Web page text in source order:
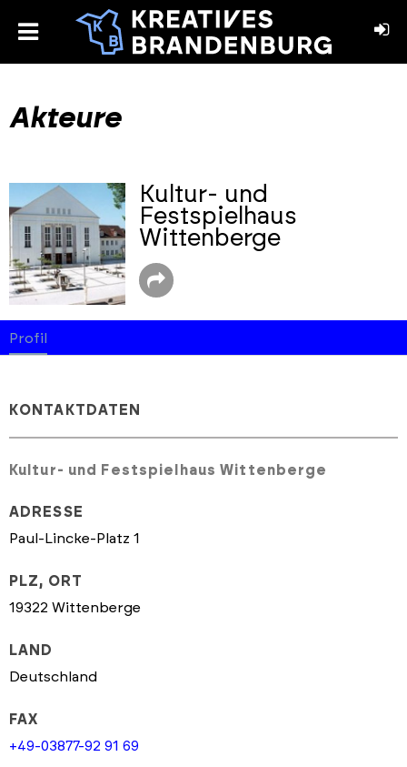
toggle
Akteure
Kultur- und
Festspielhaus
Wittenberge
Profil
KONTAKTDATEN
Kultur- und Festspielhaus Wittenberge
ADRESSE
Paul-Lincke-Platz 1
PLZ, ORT
19322 Wittenberge
LAND
Deutschland
FAX
+49-03877-92 91 69